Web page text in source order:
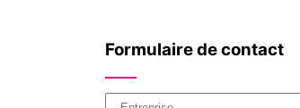
Formulaire de contact